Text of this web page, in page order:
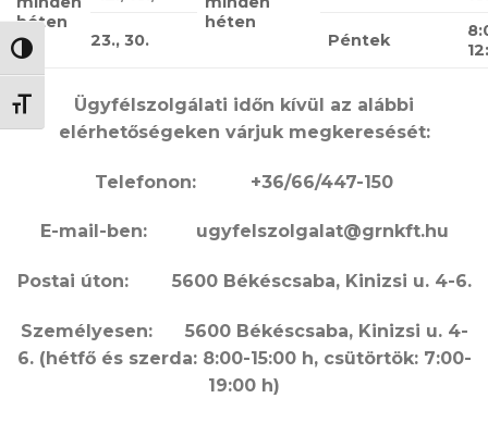
NAGY KONTRASZT VÁLTÁSA
BETŰMÉRET VÁLTÁSA
héten
héten
23., 30. Péntek
Ügyfélszolgálati időn kívül az alábbi
elérhetőségeken várjuk megkeresését:
Telefonon: +36/66/447-150
E-mail-ben: ugyfelszolgalat@grnkft.hu
Postai úton: 5600 Békéscsaba, Kinizsi u. 4-6.
Személyesen: 5600 Békéscsaba, Kinizsi u. 4-
6. (hétfő és szerda: 8:00-15:00 h, csütörtök: 7:00-
19:00 h)